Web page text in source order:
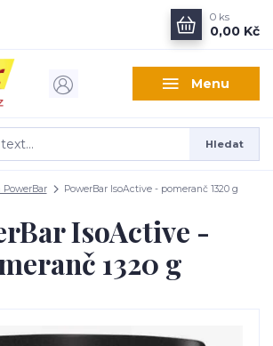
Menu
Hledat
0 ks
0,00 Kč
PowerBar IsoActive - pomeranč 1320 g
IsoActive -
1320 g